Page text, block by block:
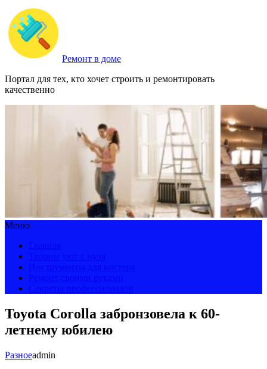
Ремонт в доме
Портал для тех, кто хочет строить и ремонтировать
качественно
Меню
Toyota Corolla забронзовела к 60-
летнему юбилею
Разноеadmin